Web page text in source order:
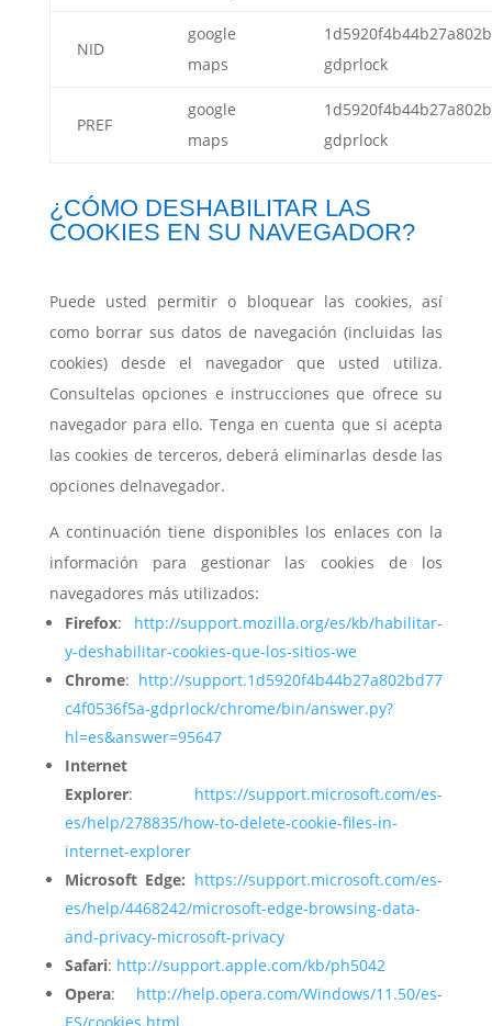
NID
google
maps
gdprlock
PREF
google
maps
gdprlock
¿CÓMO DESHABILITAR LAS
COOKIES EN SU NAVEGADOR?
Puede usted permitir o bloquear las cookies, así
como borrar sus datos de navegación (incluidas las
cookies) desde el navegador que usted utiliza.
Consultelas opciones e instrucciones que ofrece su
navegador para ello. Tenga en cuenta que si acepta
las cookies de terceros, deberá eliminarlas desde las
opciones delnavegador.
A continuación tiene disponibles los enlaces con la
información para gestionar las cookies de los
navegadores más utilizados:
Firefox:
http://support.mozilla.org/es/kb/habilitar-
y-deshabilitar-cookies-que-los-sitios-we
Chrome: http://support.1d5920f4b44b27a802bd77
c4f0536f5a-gdprlock/chrome/bin/answer.py?
hl=es&answer=95647
Internet
Explorer:
https://support.microsoft.com/es-
es/help/278835/how-to-delete-cookie-files-in-
internet-explorer
Microsoft Edge: https://support.microsoft.com/es-
es/help/4468242/microsoft-edge-browsing-data-
and-privacy-microsoft-privacy
Safari: http://support.apple.com/kb/ph5042
Opera:
http://help.opera.com/Windows/11.50/es-